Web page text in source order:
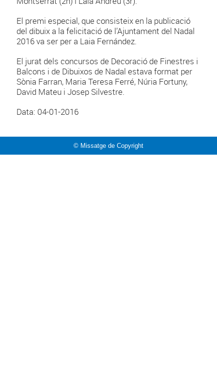
El premi especial, que consisteix en la publicació
del dibuix a la felicitació de l’Ajuntament del Nadal
2016 va ser per a Laia Fernández.
El jurat dels concursos de Decoració de Finestres i
Balcons i de Dibuixos de Nadal estava format per
Sònia Farran, Maria Teresa Ferré, Núria Fortuny,
David Mateu i Josep Silvestre.
Data: 04-01-2016
© Missatge de Copyright